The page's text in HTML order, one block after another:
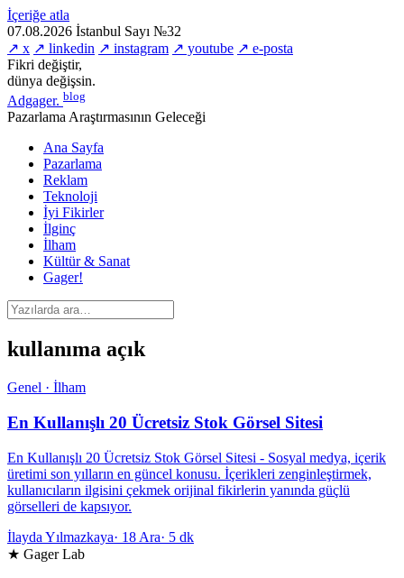
İçeriğe atla
07.08.2026 İstanbul Sayı №32
↗ x ↗ linkedin ↗ instagram ↗ youtube ↗ e-posta
Fikri değiştir,
dünya değişsin.
Adgager. blog
Pazarlama Araştırmasının Geleceği
Ana Sayfa
Pazarlama
Reklam
Teknoloji
İyi Fikirler
İlginç
İlham
Kültür & Sanat
Gager!
kullanıma açık
Genel · İlham
En Kullanışlı 20 Ücretsiz Stok Görsel Sitesi
En Kullanışlı 20 Ücretsiz Stok Görsel Sitesi - Sosyal medya, içerik
üretimi son yılların en güncel konusu. İçerikleri zenginleştirmek,
kullanıcıların ilgisini çekmek orijinal fikirlerin yanında güçlü
görselleri de kapsıyor.
İlayda Yılmazkaya· 18 Ara· 5 dk
★ Gager Lab